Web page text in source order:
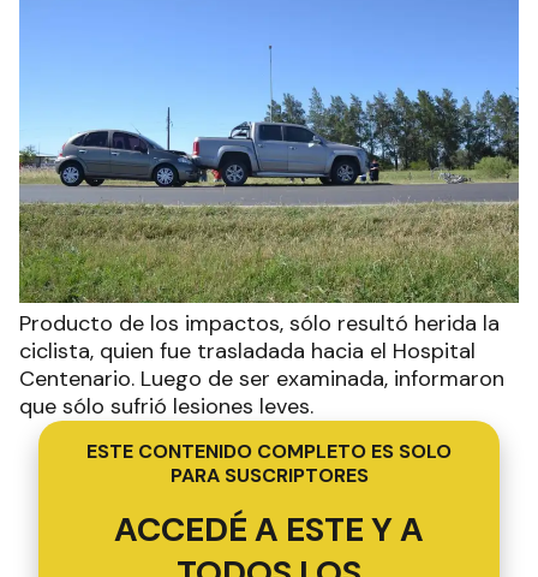
Producto de los impactos, sólo resultó herida la
ciclista, quien fue trasladada hacia el Hospital
Centenario. Luego de ser examinada, informaron
que sólo sufrió lesiones leves.
ESTE CONTENIDO COMPLETO ES SOLO
PARA SUSCRIPTORES
ACCEDÉ A ESTE Y A